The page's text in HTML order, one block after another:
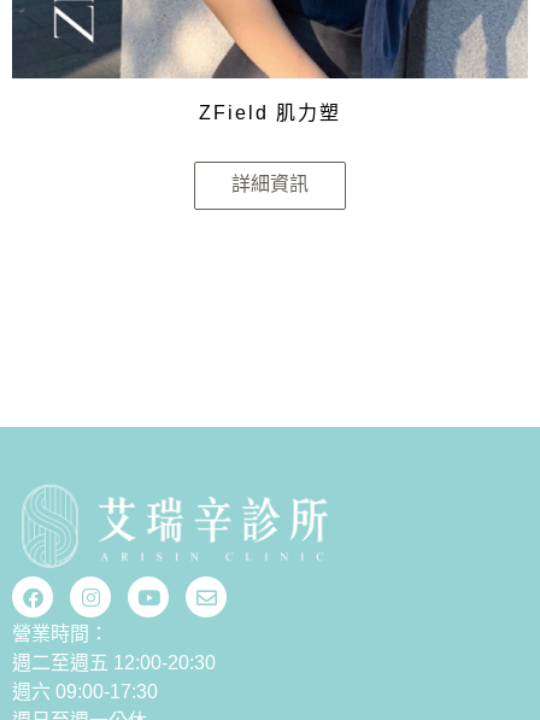
ZField 肌力塑
詳細資訊
營業時間：
週二至週五 12:00-20:30
週六 09:00-17:30